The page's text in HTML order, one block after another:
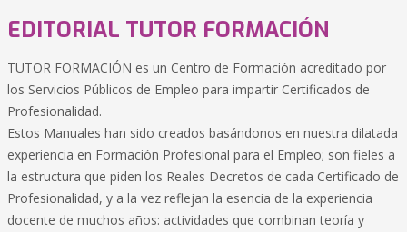
EDITORIAL TUTOR FORMACIÓN
TUTOR FORMACIÓN es un Centro de Formación acreditado por
los Servicios Públicos de Empleo para impartir Certificados de
Profesionalidad.
Estos Manuales han sido creados basándonos en nuestra dilatada
experiencia en Formación Profesional para el Empleo; son fieles a
la estructura que piden los Reales Decretos de cada Certificado de
Profesionalidad, y a la vez reflejan la esencia de la experiencia
docente de muchos años: actividades que combinan teoría y